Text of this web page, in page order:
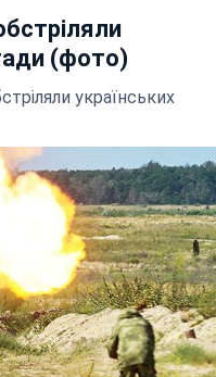
(фото)
українських